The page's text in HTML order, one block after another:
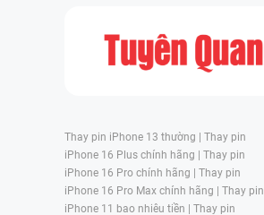
Thay pin iPhone 13 thường | Thay pin
iPhone 16 Plus chính hãng | Thay pin
iPhone 16 Pro chính hãng | Thay pin
iPhone 16 Pro Max chính hãng | Thay pin
iPhone 11 bao nhiêu tiền | Thay pin